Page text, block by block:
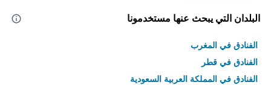
البلدان التي يبحث عنها مستخدمونا
الفنادق في المغرب
الفنادق في قطر
الفنادق في المملكة العربية السعودية